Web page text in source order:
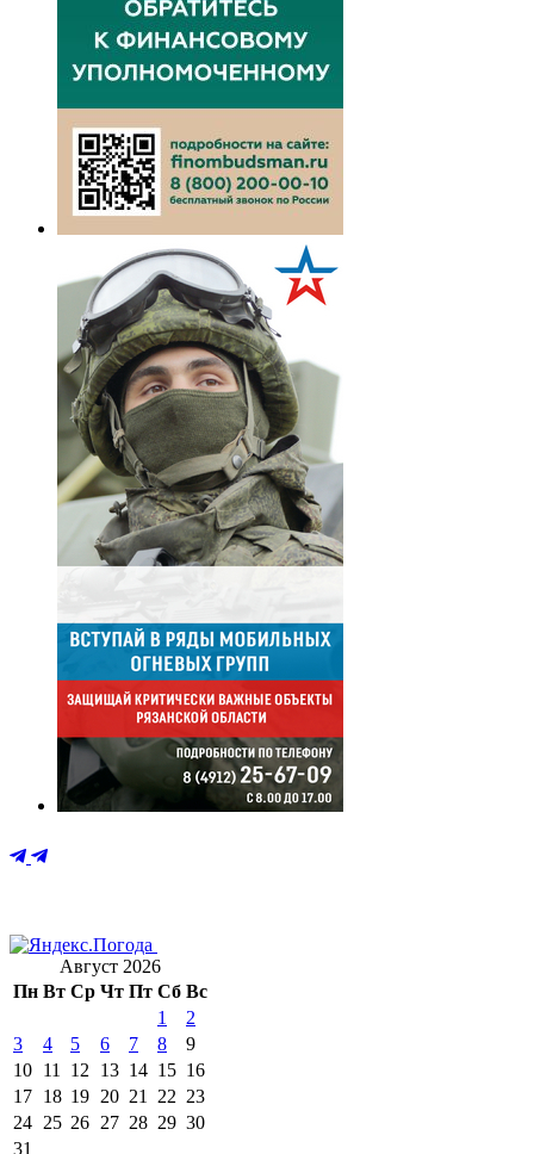
Август 2026
Пн Вт Ср Чт Пт Сб Вс
1
2
3
4 5 6 7 8
9
10 11 12 13 14 15 16
17 18 19 20 21 22 23
24 25 26 27 28 29 30
31